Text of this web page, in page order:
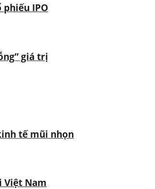
IPO
giá trị
tế mũi nhọn
Việt Nam